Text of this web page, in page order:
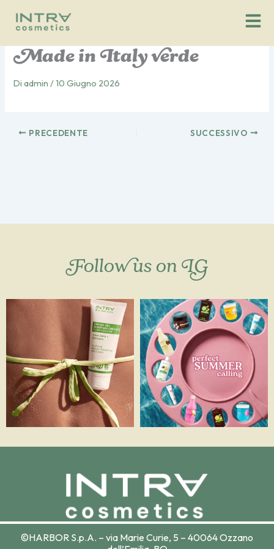
Made in Italy verde
Diadmin/10 Giugno 2026
PRECEDENTE SUCCESSIVO
Follow us on IG
©HARBOR S.p.A. – via Marie Curie, 5 – 40064 Ozzano